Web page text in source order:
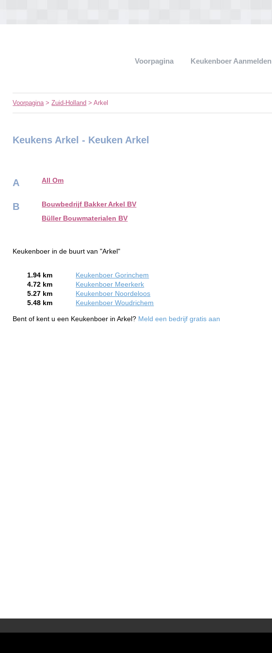
Voorpagina Keukenboer Aanmelden
Voorpagina>Zuid-Holland > Arkel
Keukens Arkel - Keuken Arkel
A All Om
B
Bouwbedrijf Bakker Arkel BV
Büller Bouwmaterialen BV
Keukenboer in de buurt van "Arkel"
1.94 km
Keukenboer Gorinchem
4.72 km
Keukenboer Meerkerk
5.27 km
Keukenboer Noordeloos
5.48 km
Keukenboer Woudrichem
Bent of kent u een Keukenboer in Arkel? Meld een bedrijf gratis aan